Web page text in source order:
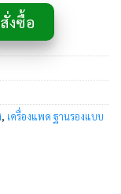
งซื้อ
, เครื่องแพด ฐานรองแบบ